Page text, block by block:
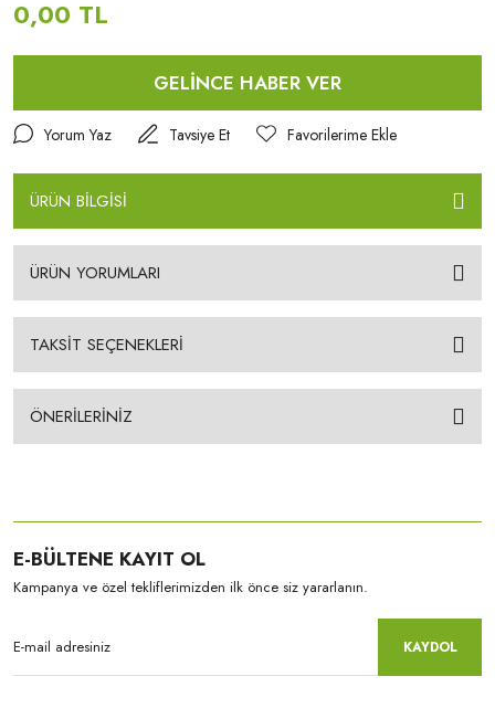
0,00 TL
GELİNCE HABER VER
Yorum Yaz Tavsiye Et
ÜRÜN BİLGİSİ
ÜRÜN YORUMLARI
TAKSİT SEÇENEKLERİ
ÖNERİLERİNİZ
E-BÜLTENE KAYIT OL
Kampanya ve özel tekliflerimizden ilk önce siz yararlanın.
KAYDOL